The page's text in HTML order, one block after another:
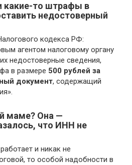
какие-то штрафы в
недостоверный
кодекса РФ:
агентом налоговому органу
недостоверные сведения,
в размере 500 рублей за
документ, содержащий
маме? Она —
что ИНН не
и никак не
то особой надобности в